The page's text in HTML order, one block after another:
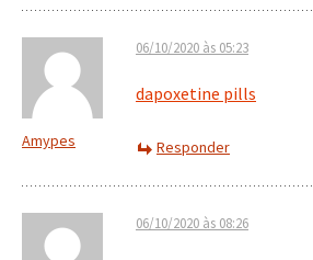
Amypes
06/10/2020 às 05:23
dapoxetine pills
Responder
06/10/2020 às 08:26